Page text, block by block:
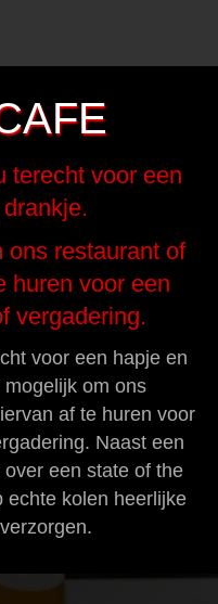
terecht voor een
ons restaurant of
huren voor een
vergadering.
voor een hapje en
om ons
af te huren voor
Naast een
een state of the
echte kolen heerlijke